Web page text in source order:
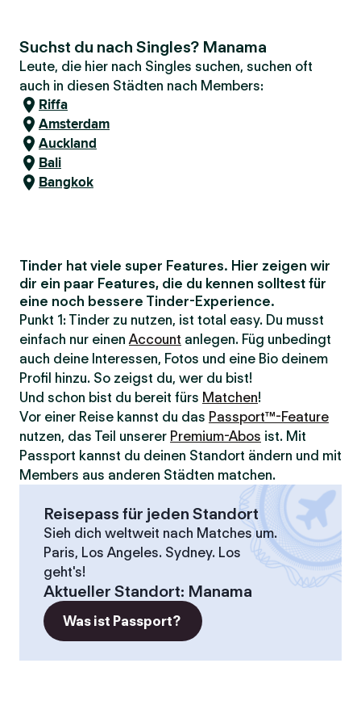
Suchst du nach Singles? Manama
Leute, die hier nach Singles suchen, suchen oft
auch in diesen Städten nach Members:
Riffa
Amsterdam
Auckland
Bali
Bangkok
Tinder hat viele super Features. Hier zeigen wir
dir ein paar Features, die du kennen solltest für
eine noch bessere Tinder-Experience.
Punkt 1: Tinder zu nutzen, ist total easy. Du musst
einfach nur einenAccount anlegen. Füg unbedingt
auch deine Interessen, Fotos und eine Bio deinem
Profil hinzu. So zeigst du, wer du bist!
Und schon bist du bereit fürs Matchen!
Vor einer Reise kannst du das Passport™-Feature
nutzen, das Teil unserer Premium-Abos ist. Mit
Passport kannst du deinen Standort ändern und mit
Members aus anderen Städten matchen.
Reisepass für jeden Standort
Sieh dich weltweit nach Matches um.
Paris, Los Angeles. Sydney. Los
geht's!
Aktueller Standort: Manama
Was ist Passport?